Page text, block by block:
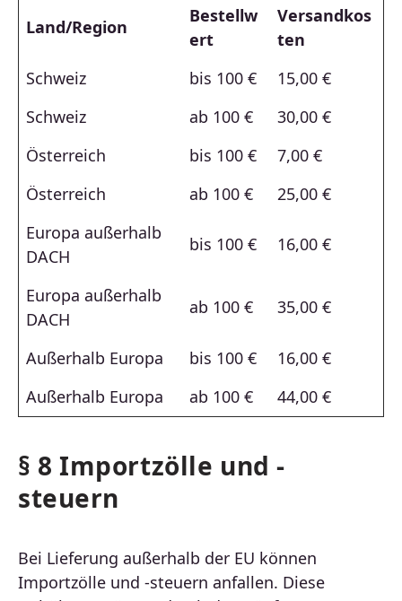
Land/Region
Bestellw
ert
Versandkos
ten
Schweiz
bis 100 €
15,00 €
Schweiz
ab 100 €
30,00 €
Österreich
bis 100 €
7,00 €
Österreich
ab 100 €
25,00 €
Europa außerhalb
DACH
bis 100 € 16,00 €
Europa außerhalb
DACH
ab 100 € 35,00 €
Außerhalb Europa bis 100 €
16,00 €
Außerhalb Europa
ab 100 € 44,00 €
§ 8 Importzölle und -
steuern
Bei Lieferung außerhalb der EU können
Importzölle und -steuern anfallen. Diese